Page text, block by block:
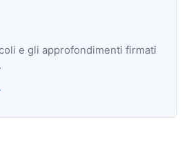
e gli approfondimenti firmati